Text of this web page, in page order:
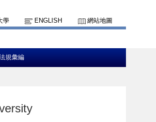
學 ENGLISH 網站地圖
規彙編